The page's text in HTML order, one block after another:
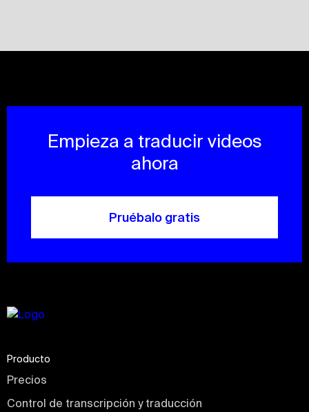
Empieza a traducir videos
ahora
Pruébalo gratis
Producto
Precios
Control de transcripción y traducción